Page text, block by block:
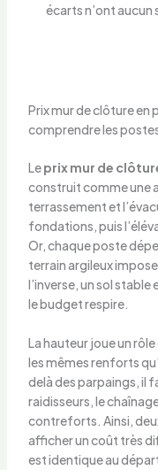
écarts n’ont aucun
Prix mur de clôture en
comprendre les
Leprix mur de
construit comme une
terrassement et
fondations, puis
Or, chaque poste
terrain argileux
l’inverse, un sol
le budget respire.
La hauteur joue un
les mêmes renforts
delà des parpaings, il
raidisseurs, le
contreforts. Ainsi,
afficher un coût très
est identique au